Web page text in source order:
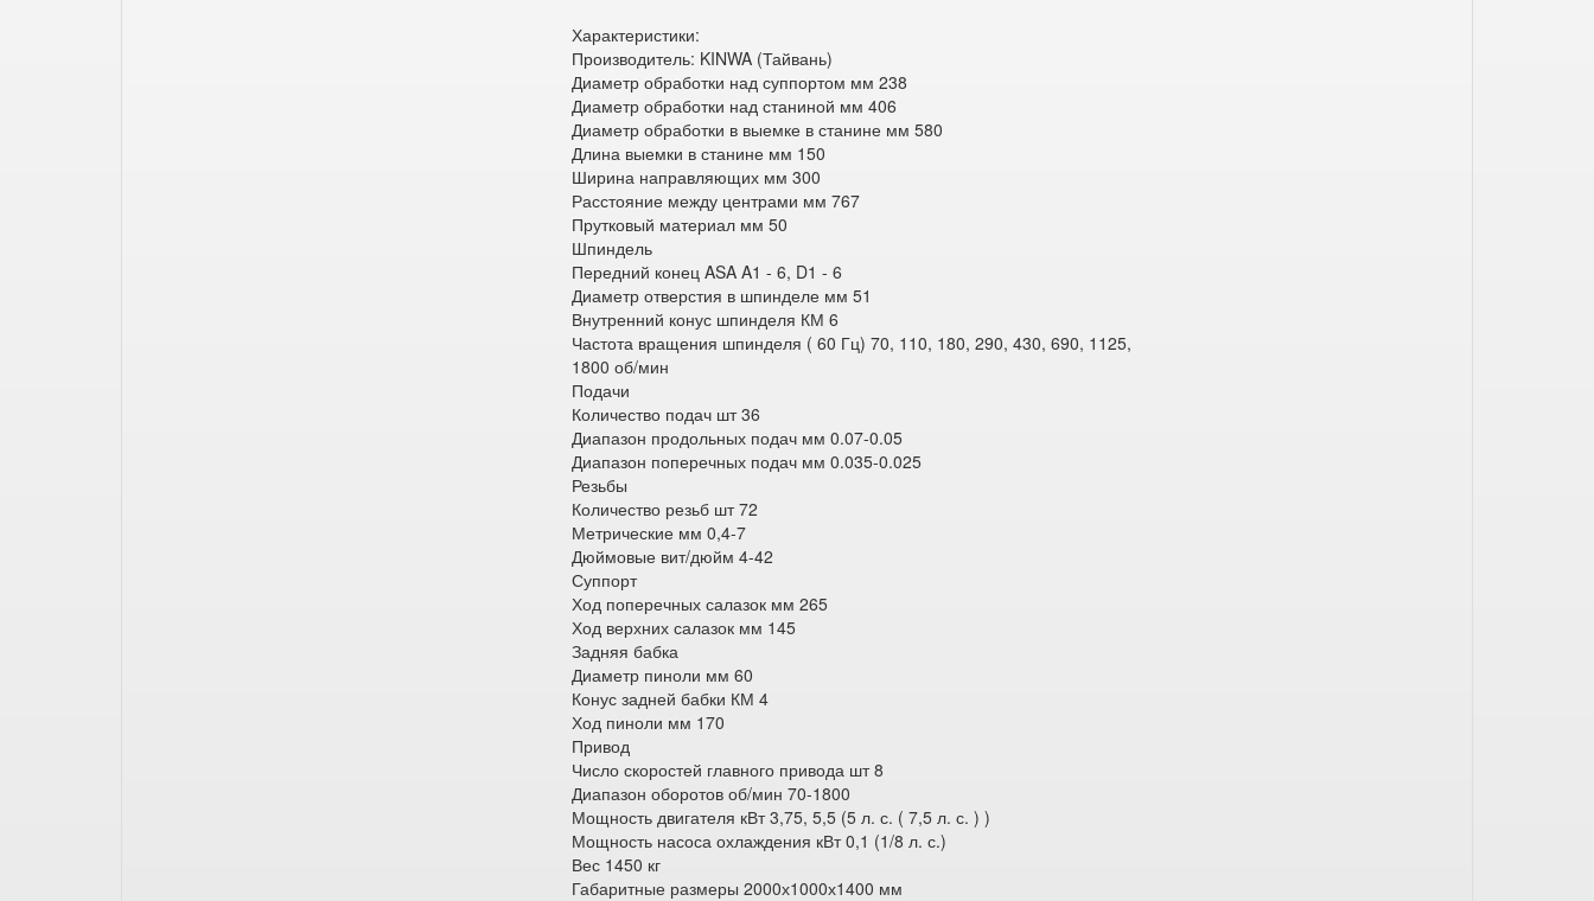
Характеристики:
Производитель: KINWA (Тайвань)
Диаметр обработки над суппортом мм 238
Диаметр обработки над станиной мм 406
Диаметр обработки в выемке в станине мм 580
Длина выемки в станине мм 150
Ширина направляющих мм 300
Расстояние между центрами мм 767
Прутковый материал мм 50
Шпиндель
Передний конец ASA A1 - 6, D1 - 6
Диаметр отверстия в шпинделе мм 51
Внутренний конус шпинделя КМ 6
Частота вращения шпинделя ( 60 Гц) 70, 110, 180, 290, 430, 690, 1125,
1800 об/мин
Подачи
Количество подач шт 36
Диапазон продольных подач мм 0.07-0.05
Диапазон поперечных подач мм 0.035-0.025
Резьбы
Количество резьб шт 72
Метрические мм 0,4-7
Дюймовые вит/дюйм 4-42
Суппорт
Ход поперечных салазок мм 265
Ход верхних салазок мм 145
Задняя бабка
Диаметр пиноли мм 60
Конус задней бабки КМ 4
Ход пиноли мм 170
Привод
Число скоростей главного привода шт 8
Диапазон оборотов об/мин 70-1800
Мощность двигателя кВт 3,75, 5,5 (5 л. с. ( 7,5 л. с. ) )
Мощность насоса охлаждения кВт 0,1 (1/8 л. с.)
Вес 1450 кг
Габаритные размеры 2000х1000х1400 мм